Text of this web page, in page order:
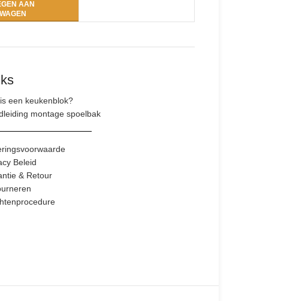
AAN
een keukenblok?
montage spoelbak
Beleid
& Retour